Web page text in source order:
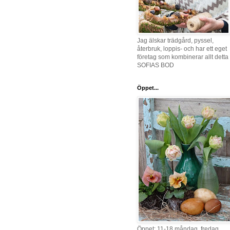
Jag älskar trädgård, pyssel,
återbruk, loppis- och har ett eget
företag som kombinerar allt detta
SOFIAS BOD
Öppet...